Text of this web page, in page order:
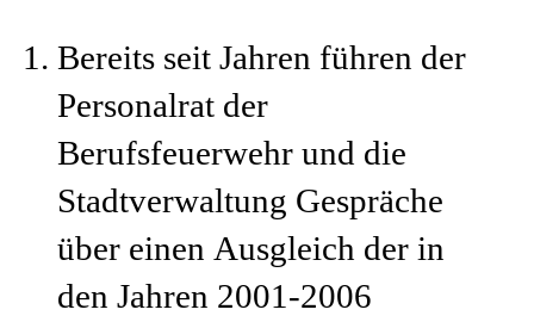
Bereits seit Jahren führen der
Personalrat der
Berufsfeuerwehr und die
Stadtverwaltung Gespräche
über einen Ausgleich der in
den Jahren 2001-2006